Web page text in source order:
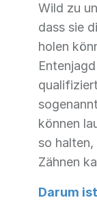
Wild zu
dass sie
holen
können
so
Zähnen
Darum